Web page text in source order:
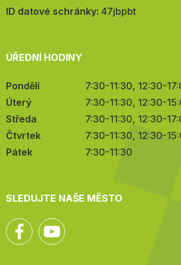
mail:
ID datové schránky: 47jbpbt
ÚŘEDNÍ HODINY
Pondělí
7:30-11:30, 12:30-
Úterý
7:30-11:30, 12:30-
Středa
7:30-11:30, 12:30-
Čtvrtek
7:30-11:30, 12:30-
Pátek
7:30-11:30
SLEDUJTE NAŠE MĚSTO
Facebook